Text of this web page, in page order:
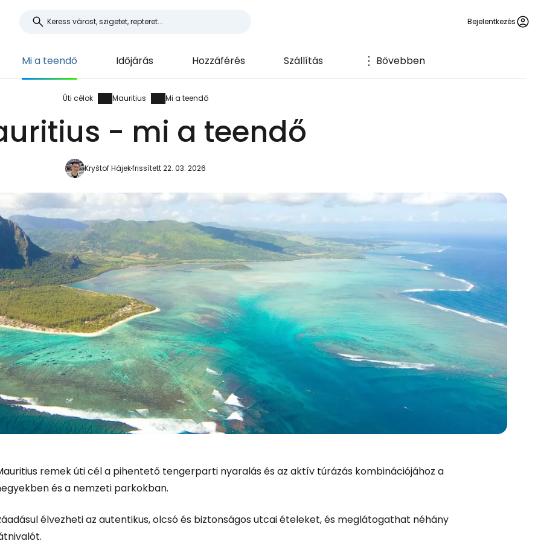
Bejelentkezés
Mi a teendő Időjárás Hozzáférés Szállítás Bővebben
Úti célok Mauritius Mi a teendő
- mi a teendő
Kryštof Hájekfrissített 22. 03. 2026
remek úti cél a pihentető tengerparti nyaralás és az aktív túrázás kombinációjához a
és a nemzeti parkokban.
élvezheti az autentikus, olcsó és biztonságos utcai ételeket, és meglátogathat néhány